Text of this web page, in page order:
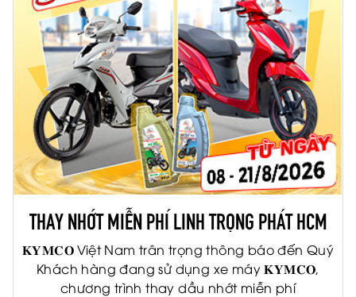
THAY NHỚT MIỄN PHÍ LINH TRỌNG PHÁT HCM
𝐊𝐘𝐌𝐂𝐎 Việt Nam trân trọng thông báo đến Quý
Khách hàng đang sử dụng xe máy 𝐊𝐘𝐌𝐂𝐎,
chương trình thay dầu nhớt miễn phí